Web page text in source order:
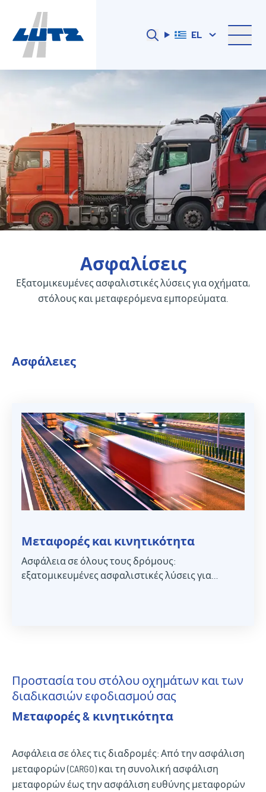
EL
Ασφαλίσεις
Εξατομικευμένες ασφαλιστικές λύσεις για οχήματα,
στόλους και μεταφερόμενα εμπορεύματα.
Ασφάλειες
Μεταφορές και κινητικότητα
Ασφάλεια σε όλους τους δρόμους:
εξατομικευμένες ασφαλιστικές λύσεις για
Προστασία του στόλου οχημάτων και των
διαδικασιών εφοδιασμού σας
Μεταφορές & κινητικότητα
Ασφάλεια σε όλες τις διαδρομές: Από την ασφάλιση
μεταφορών (CARGO) και τη συνολική ασφάλιση
μεταφορών έως την ασφάλιση ευθύνης μεταφορών